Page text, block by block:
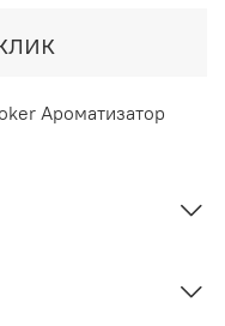
Ароматизатор